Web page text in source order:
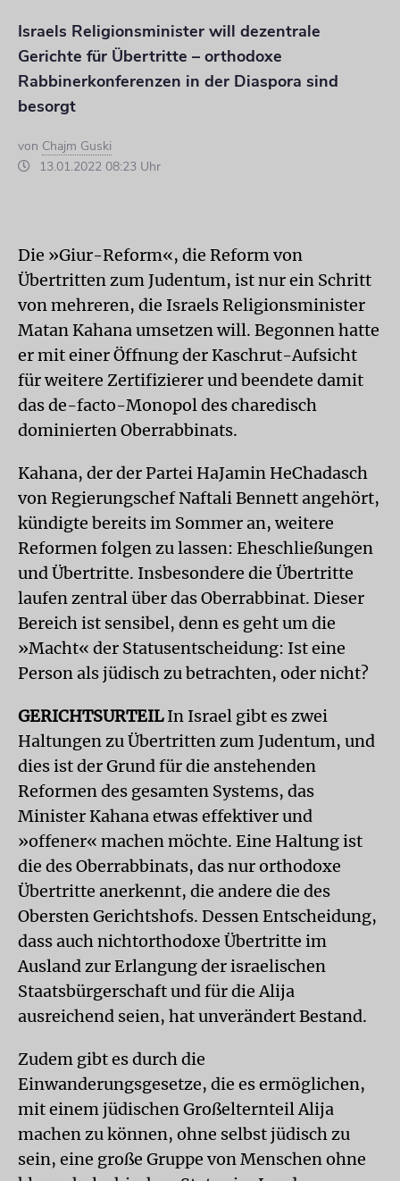
Israels Religionsminister will dezentrale
Gerichte für Übertritte – orthodoxe
Rabbinerkonferenzen in der Diaspora sind
besorgt
von Chajm Guski
13.01.2022 08:23 Uhr
Die »Giur-Reform«, die Reform von
Übertritten zum Judentum, ist nur ein Schritt
von mehreren, die Israels Religionsminister
Matan Kahana umsetzen will. Begonnen hatte
er mit einer Öffnung der Kaschrut-Aufsicht
für weitere Zertifizierer und beendete damit
das de-facto-Monopol des charedisch
dominierten Oberrabbinats.
Kahana, der der Partei HaJamin HeChadasch
von Regierungschef Naftali Bennett angehört,
kündigte bereits im Sommer an, weitere
Reformen folgen zu lassen: Eheschließungen
und Übertritte. Insbesondere die Übertritte
laufen zentral über das Oberrabbinat. Dieser
Bereich ist sensibel, denn es geht um die
»Macht« der Status­entscheidung: Ist eine
Person als jüdisch zu betrachten, oder nicht?
GERICHTSURTEILIn Israel gibt es zwei
Haltungen zu Übertritten zum Judentum, und
dies ist der Grund für die anstehenden
Reformen des gesamten Systems, das
Minister Kahana etwas effektiver und
»offener« machen möchte. Eine Haltung ist
die des Oberrabbinats, das nur orthodoxe
Übertritte anerkennt, die andere die des
Obersten Gerichtshofs. Dessen Entscheidung,
dass auch nichtorthodoxe Übertritte im
Ausland zur Erlangung der israelischen
Staatsbürgerschaft und für die Alija
ausreichend seien, hat unverändert Bestand.
Zudem gibt es durch die
Einwanderungsgesetze, die es ermöglichen,
mit einem jüdischen Großelternteil Alija
machen zu können, ohne selbst jüdisch zu
sein, eine große Gruppe von Menschen ohne